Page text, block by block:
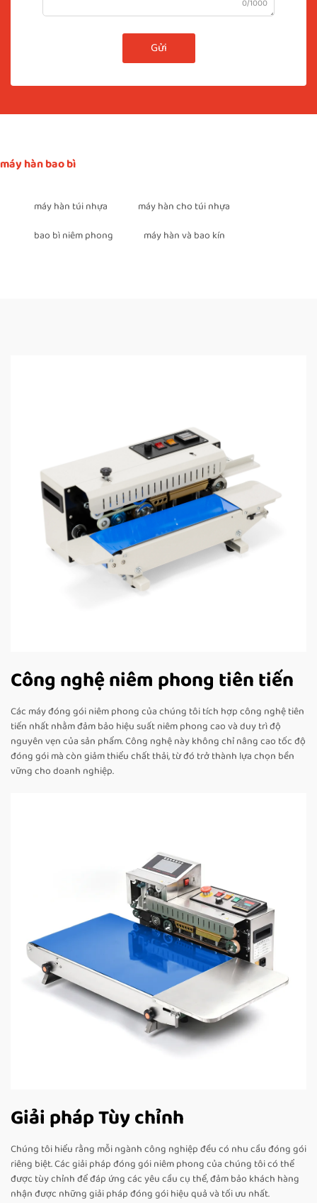
0/1000
Gửi
máy hàn bao bì
máy hàn túi nhựa
máy hàn cho túi nhựa
bao bì niêm phong
máy hàn và bao kín
Công nghệ niêm phong tiên tiến
Các máy đóng gói niêm phong của chúng tôi tích hợp công nghệ tiên
tiến nhất nhằm đảm bảo hiệu suất niêm phong cao và duy trì độ
nguyên vẹn của sản phẩm. Công nghệ này không chỉ nâng cao tốc độ
đóng gói mà còn giảm thiểu chất thải, từ đó trở thành lựa chọn bền
vững cho doanh nghiệp.
Giải pháp Tùy chỉnh
Chúng tôi hiểu rằng mỗi ngành công nghiệp đều có nhu cầu đóng gói
riêng biệt. Các giải pháp đóng gói niêm phong của chúng tôi có thể
được tùy chỉnh để đáp ứng các yêu cầu cụ thể, đảm bảo khách hàng
nhận được những giải pháp đóng gói hiệu quả và tối ưu nhất.